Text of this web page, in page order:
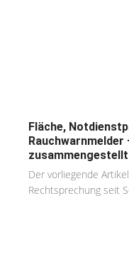
Fläche,
Der vorliegende
Rechtsprechung seit